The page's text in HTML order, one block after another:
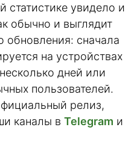
статистике увидело и
обычно и выглядит
обновления: сначала
на устройствах
дней или
пользователей.
релиз,
каналы в Telegram и